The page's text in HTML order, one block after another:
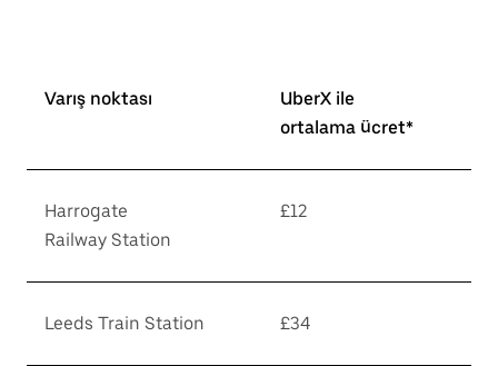
Varış noktası
UberX ile
ortalama ücret*
Harrogate
Railway Station
£12
Leeds Train Station £34